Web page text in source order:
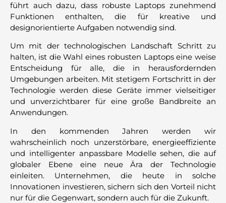
führt auch dazu, dass robuste Laptops zunehmend
Funktionen enthalten, die für kreative und
designorientierte Aufgaben notwendig sind.
Um mit der technologischen Landschaft Schritt zu
halten, ist die Wahl eines robusten Laptops eine weise
Entscheidung für alle, die in herausfordernden
Umgebungen arbeiten. Mit stetigem Fortschritt in der
Technologie werden diese Geräte immer vielseitiger
und unverzichtbarer für eine große Bandbreite an
Anwendungen.
In den kommenden Jahren werden wir
wahrscheinlich noch unzerstörbare, energieeffiziente
und intelligenter anpassbare Modelle sehen, die auf
globaler Ebene eine neue Ära der Technologie
einleiten. Unternehmen, die heute in solche
Innovationen investieren, sichern sich den Vorteil nicht
nur für die Gegenwart, sondern auch für die Zukunft.